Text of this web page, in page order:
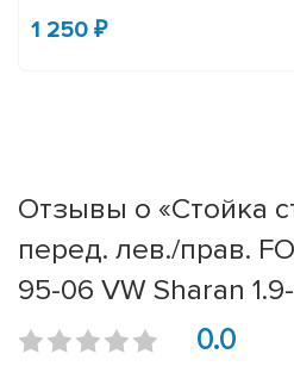
1 250 ₽
Отзывы о «Стойка
перед. лев./прав.
95-06 VW Sharan
0.0